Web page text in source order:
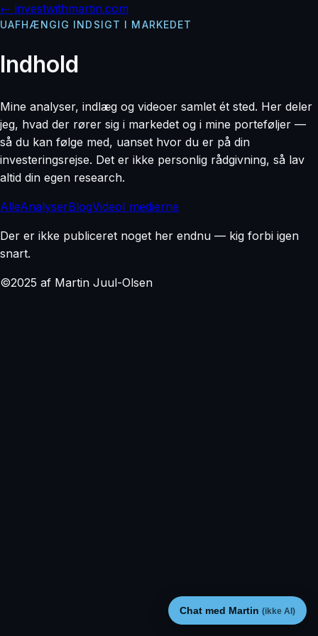
← investwithmartin.com
UAFHÆNGIG INDSIGT I MARKEDET
Indhold
Mine analyser, indlæg og videoer samlet ét sted. Her deler
jeg, hvad der rører sig i markedet og i mine porteføljer —
så du kan følge med, uanset hvor du er på din
investeringsrejse. Det er ikke personlig rådgivning, så lav
altid din egen research.
AlleAnalyserBlogVideoI medierne
Der er ikke publiceret noget her endnu — kig forbi igen
snart.
©2025 af Martin Juul-Olsen
Chat med Martin (ikke AI)